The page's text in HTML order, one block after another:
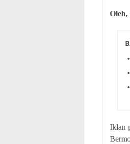
Iklan